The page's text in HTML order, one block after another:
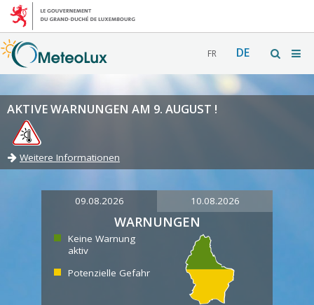
FR DE
AKTIVE WARNUNGEN AM 9. AUGUST !
Weitere Informationen
09.08.2026 10.08.2026
WARNUNGEN
Keine Warnung
aktiv
Potenzielle Gefahr